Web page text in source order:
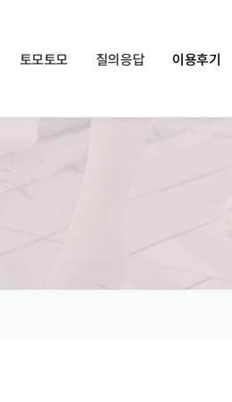
토모토모 질의응답 이용후기